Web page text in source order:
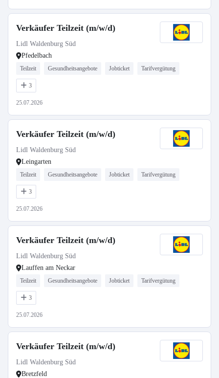
Verkäufer Teilzeit (m/w/d)
Lidl Waldenburg Süd
Pfedelbach
Teilzeit Gesundheitsangebote Jobticket Tarifvergütung
3
25.07.2026
Verkäufer Teilzeit (m/w/d)
Lidl Waldenburg Süd
Leingarten
Teilzeit Gesundheitsangebote Jobticket Tarifvergütung
3
25.07.2026
Verkäufer Teilzeit (m/w/d)
Lidl Waldenburg Süd
Lauffen am Neckar
Teilzeit Gesundheitsangebote Jobticket Tarifvergütung
3
25.07.2026
Verkäufer Teilzeit (m/w/d)
Lidl Waldenburg Süd
Bretzfeld